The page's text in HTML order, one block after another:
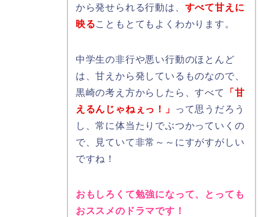
から発せられる行動は、 すべて甘えに
映ることもとてもよくわかります。
中学生の非行や悪い行動のほとんど
は、甘えから発しているものなので、
黒崎の考え方からしたら、すべて
「甘
えるんじゃねぇっ！」
って思うだろう
し、常に体当たりでぶつかっていくの
で、見ていて非常～～にすがすがしい
ですね！
おもしろくて勉強になって、とっても
おススメのドラマです！